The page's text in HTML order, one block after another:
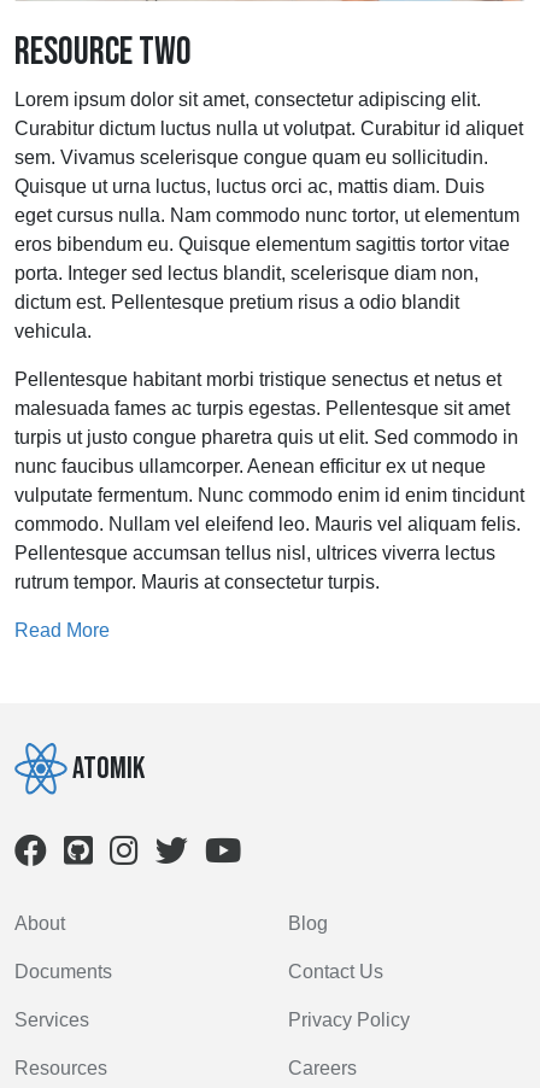
RESOURCE TWO
Lorem ipsum dolor sit amet, consectetur adipiscing elit.
Curabitur dictum luctus nulla ut volutpat. Curabitur id aliquet
sem. Vivamus scelerisque congue quam eu sollicitudin.
Quisque ut urna luctus, luctus orci ac, mattis diam. Duis
eget cursus nulla. Nam commodo nunc tortor, ut elementum
eros bibendum eu. Quisque elementum sagittis tortor vitae
porta. Integer sed lectus blandit, scelerisque diam non,
dictum est. Pellentesque pretium risus a odio blandit
vehicula.
Pellentesque habitant morbi tristique senectus et netus et
malesuada fames ac turpis egestas. Pellentesque sit amet
turpis ut justo congue pharetra quis ut elit. Sed commodo in
nunc faucibus ullamcorper. Aenean efficitur ex ut neque
vulputate fermentum. Nunc commodo enim id enim tincidunt
commodo. Nullam vel eleifend leo. Mauris vel aliquam felis.
Pellentesque accumsan tellus nisl, ultrices viverra lectus
rutrum tempor. Mauris at consectetur turpis.
Read More
Atomik
About
Documents
Services
Resources
Blog
Contact Us
Privacy Policy
Careers